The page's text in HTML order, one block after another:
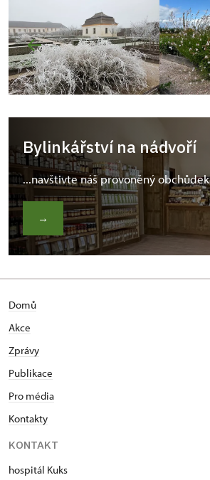
Bylinkářství na nádvoří
...navštivte náš provoněný obchůdek
→
Domů
Akce
Zprávy
Publikace
Pro média
Kontakty
KONTAKT
hospitál Kuks